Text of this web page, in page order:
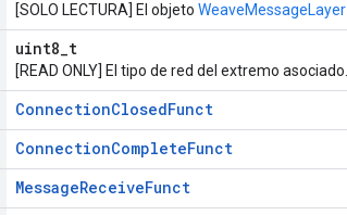
[SOLO LECTURA] El objeto WeaveMessageLayer
uint8_t
[READ ONLY] El tipo de red del extremo asociado.
ConnectionClosedFunct
ConnectionCompleteFunct
MessageReceiveFunct